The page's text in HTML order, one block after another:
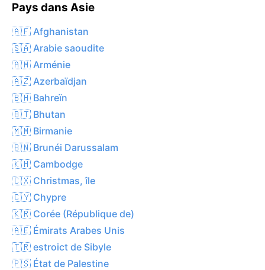
Pays dans Asie
🇦🇫 Afghanistan
🇸🇦 Arabie saoudite
🇦🇲 Arménie
🇦🇿 Azerbaïdjan
🇧🇭 Bahreïn
🇧🇹 Bhutan
🇲🇲 Birmanie
🇧🇳 Brunéi Darussalam
🇰🇭 Cambodge
🇨🇽 Christmas, île
🇨🇾 Chypre
🇰🇷 Corée (République de)
🇦🇪 Émirats Arabes Unis
🇹🇷 estroict de Sibyle
🇵🇸 État de Palestine